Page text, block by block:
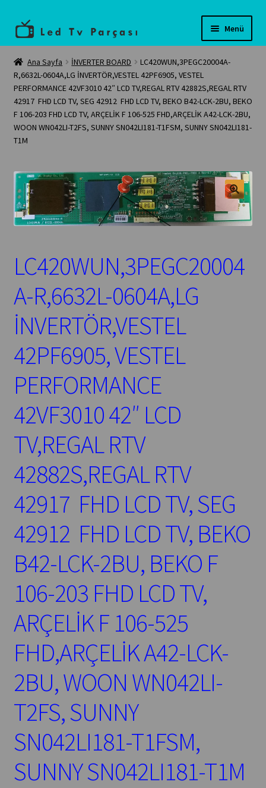
Dolaşıma
geç
İçeriğe
geç
Menü
Anasayfa
Teknik servis
Tüm Ürünler
Banka Bilgilerimiz
Ana Sayfa İNVERTER BOARD
LC420WUN,3PEGC20004A-
R,6632L-0604A,LG İNVERTÖR,VESTEL 42PF6905, VESTEL
PERFORMANCE 42VF3010 42″ LCD TV,REGAL RTV 42882S,REGAL RTV
42917 FHD LCD TV, SEG 42912 FHD LCD TV, BEKO B42-LCK-2BU, BEKO
F 106-203 FHD LCD TV, ARÇELİK F 106-525 FHD,ARÇELİK A42-LCK-2BU,
WOON WN042LI-T2FS, SUNNY SN042LI181-T1FSM, SUNNY SN042LI181-
T1M
LC420WUN,3PEGC20004
A-R,6632L-0604A,LG
İNVERTÖR,VESTEL
42PF6905, VESTEL
PERFORMANCE
42VF3010 42″ LCD
TV,REGAL RTV
42882S,REGAL RTV
42917 FHD LCD TV, SEG
42912 FHD LCD TV, BEKO
B42-LCK-2BU, BEKO F
106-203 FHD LCD TV,
ARÇELİK F 106-525
FHD,ARÇELİK A42-LCK-
2BU, WOON WN042LI-
T2FS, SUNNY
SN042LI181-T1FSM,
SUNNY SN042LI181-T1M